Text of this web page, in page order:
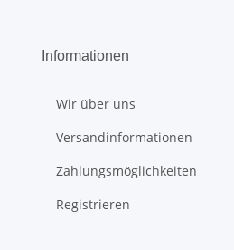
Informationen
Wir über uns
Versandinformationen
Zahlungsmöglichkeiten
Registrieren